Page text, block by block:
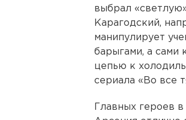
выбрал
Карагодский,
манипулирует
барыгами, а сами
цепью к
сериала «Во все
Главных героев